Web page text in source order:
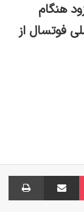
هنگام
فوتسال از
پاکت اشتراک گذاری از طریق ایمیل چاپ دو